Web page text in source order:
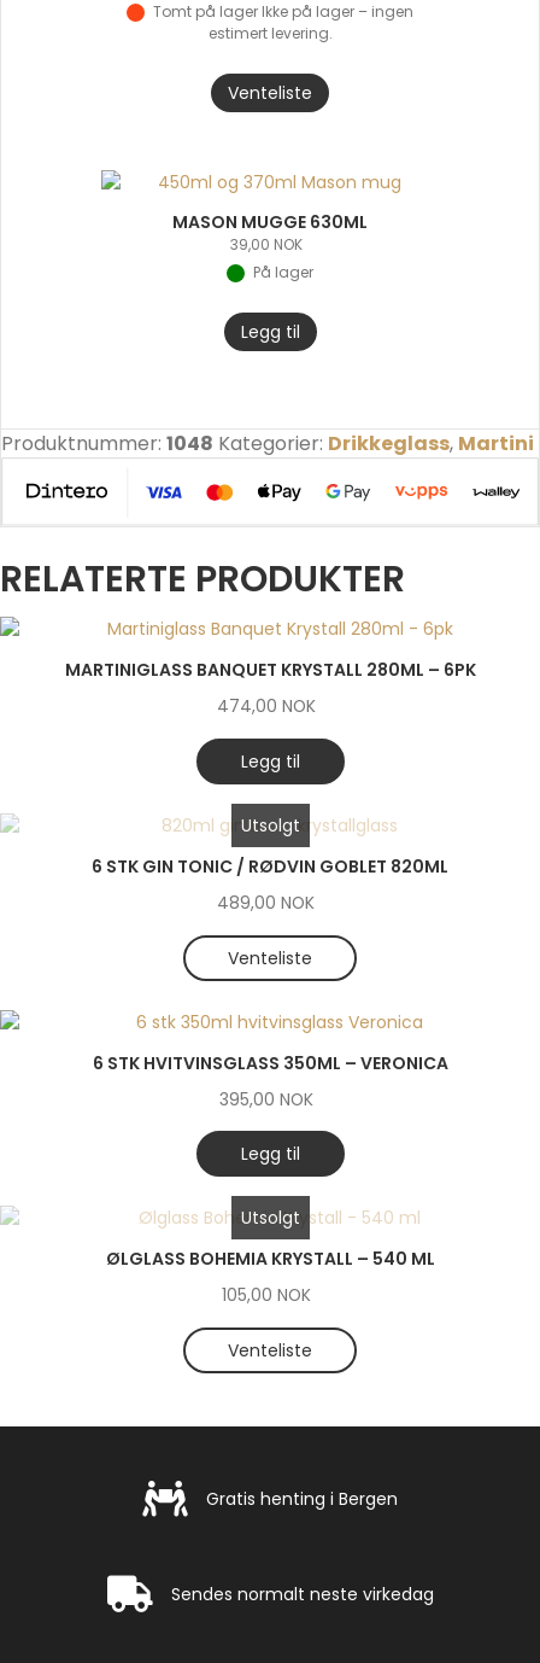
Tomt på lager
Venteliste
MASON MUGGE 630ML
39,00 NOK
På lager
Legg til
Produktnummer: 1048 Kategorier: Drikkeglass, Martini
RELATERTE PRODUKTER
MARTINIGLASS BANQUET KRYSTALL 280ML – 6PK
474,00 NOK
Legg til
Utsolgt
6 STK GIN TONIC / RØDVIN GOBLET 820ML
489,00 NOK
Venteliste
6 STK HVITVINSGLASS 350ML – VERONICA
395,00 NOK
Legg til
Utsolgt
ØLGLASS BOHEMIA KRYSTALL – 540 ML
105,00 NOK
Venteliste
Gratis henting i Bergen
Gratis henting i Bergen
Rask levering
Sendes normalt neste virkedag